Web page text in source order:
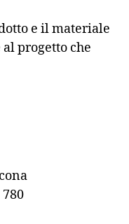
e il materiale
progetto che
780